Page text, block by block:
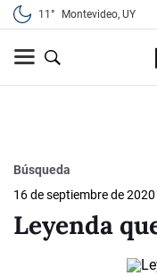
11° Montevideo, UY
Búsqueda
16 de septiembre de 2020
Leyenda